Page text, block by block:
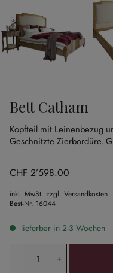
Bett Catham
Kopfteil mit Leinenbezug
Geschnitzte Zierbordüre.
CHF 2’598.00
inkl. MwSt. zzgl. Versandkosten
Best-Nr. 16044
lieferbar in 2-3 Wochen
Produkt Anzahl: Gib